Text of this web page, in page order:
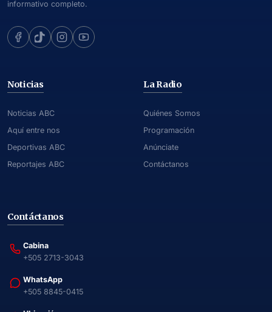
informativo completo.
Noticias
Noticias ABC
Aquí entre nos
Deportivas ABC
Reportajes ABC
La Radio
Quiénes Somos
Programación
Anúnciate
Contáctanos
Contáctanos
Cabina
+505 2713-3043
WhatsApp
+505 8845-0415